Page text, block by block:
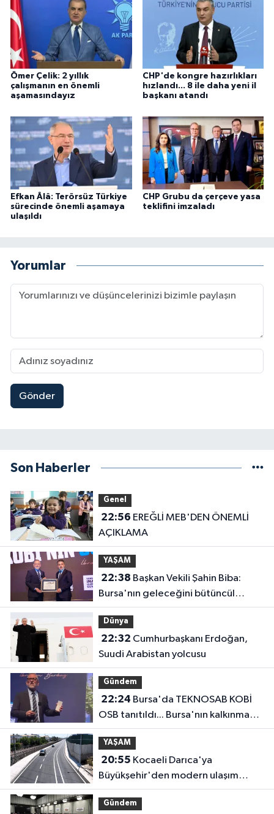
Ömer Çelik: 2 yıllık
çalışmanın en önemli
aşamasındayız
CHP'de kongre hazırlıkları
hızlandı... 8 ile daha yeni il
başkanı atandı
Efkan Âlâ: Terörsüz Türkiye
sürecinde önemli aşamaya
ulaşıldı
CHP Grubu da çerçeve yasa
teklifini imzaladı
Yorumlar
Gönder
Son Haberler
Genel
22:56
AÇIKLAMA
YAŞAM
22:38
Bursa'nın geleceğini bütüncül
anlayışla planlıyoruz
Dünya
22:32
Suudi Arabistan yolcusu
Gündem
22:24
OSB tanıtıldı... Bursa'nın kalkınma
yolculuğunda yeni dönem
YAŞAM
20:55
Büyükşehir'den modern ulaşım
yatırımı
Gündem